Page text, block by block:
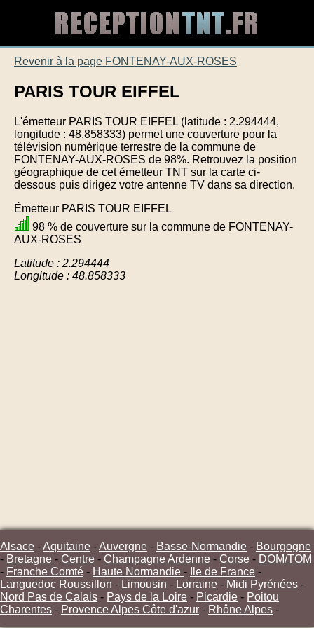
Revenir à la page FONTENAY-AUX-ROSES
PARIS TOUR EIFFEL
L'émetteur PARIS TOUR EIFFEL (latitude : 2.294444,
longitude : 48.858333) permet une couverture pour la
télévision numérique terrestre de la commune de
FONTENAY-AUX-ROSES de 98%. Retrouvez la position
géographique de cet émetteur TNT sur la carte ci-
dessous puis dirigez votre antenne TV dans sa direction.
Émetteur PARIS TOUR EIFFEL
98 % de couverture sur la commune de FONTENAY-
AUX-ROSES
Latitude : 2.294444
Longitude : 48.858333
Alsace -Aquitaine -Auvergne - Basse-Normandie - Bourgogne
- Bretagne - Centre - Champagne Ardenne - Corse - DOM/TOM
- Franche Comté - Haute Normandie - Ile de France -
Languedoc Roussillon - Limousin - Lorraine - Midi Pyrénées -
Nord Pas de Calais - Pays de la Loire - Picardie - Poitou
Charentes - Provence Alpes Côte d'azur - Rhône Alpes -